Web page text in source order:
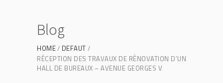
Blog
HOME
DEFAUT
RÉCEPTION DES TRAVAUX DE RÉNOVATION D’UN
HALL DE BUREAUX – AVENUE GEORGES V